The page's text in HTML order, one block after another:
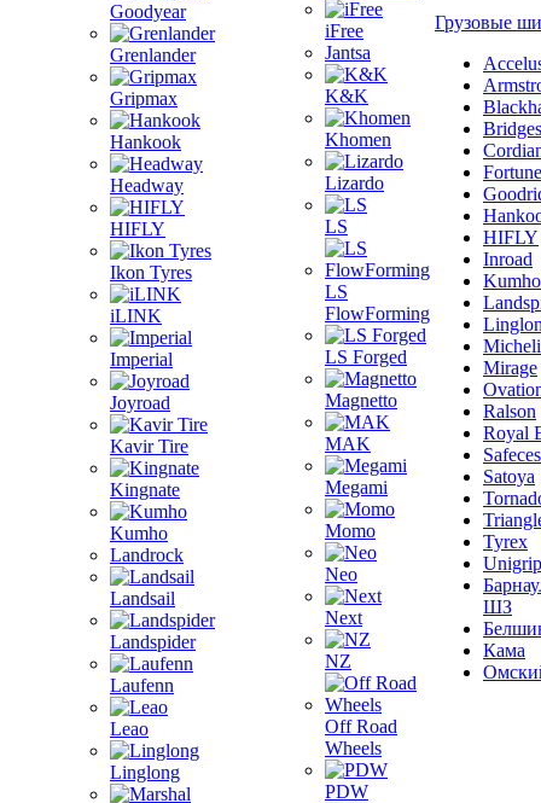
Goodyear
Grenlander
Gripmax
Hankook
Headway
HIFLY
Ikon Tyres
iLINK
Imperial
Joyroad
Kavir Tire
Kingnate
Kumho
Landrock
Landsail
Landspider
Laufenn
Leao
Linglong
iFree
Jantsa
K&K
Khomen
Lizardo
LS
LS
FlowForming
LS Forged
Magnetto
MAK
Megami
Momo
Neo
Next
NZ
Off Road
Wheels
PDW
Грузовые
Fortune
HIFLY
Inroad
Kumho
Mirage
Ralson
Royal
Satoya
Tyrex
Unigrip
ШЗ
Кама